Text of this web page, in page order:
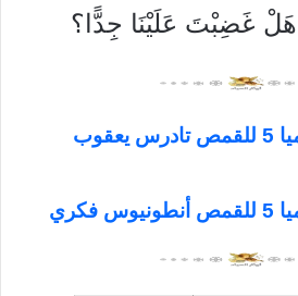
غَضِبْتَ عَلَيْنَا جِدًّا؟
تفسير مراثي إرميا 5 للقمص تادرس يعقوب